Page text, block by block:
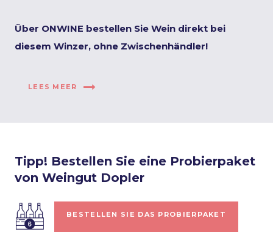
Über ONWINE bestellen Sie Wein direkt bei
diesem Winzer, ohne Zwischenhändler!
LEES MEER
Tipp! Bestellen Sie eine Probierpaket
von Weingut Dopler
BESTELLEN SIE DAS PROBIERPAKET